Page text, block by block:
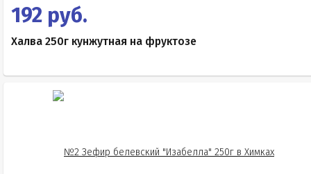
192 руб.
Халва 250г кунжутная на фруктозе